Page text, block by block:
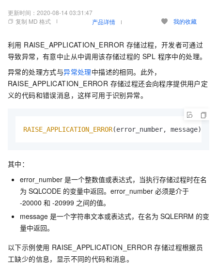
更新时间： 2020-08-14 03:31:47
复制 MD 格式
产品详情 我的收藏
利用 RAISE_APPLICATION_ERROR 存储过程，开发者可通过
导致异常，有意中止从中调用该存储过程的 SPL 程序中的处理。
异常的处理方式与异常处理中描述的相同。此外，
RAISE_APPLICATION_ERROR 存储过程还会向程序提供用户定
义的代码和错误消息，这样可用于识别异常。
RAISE_APPLICATION_ERROR(error_number, message);
其中：
error_number 是一个整数值或表达式，当执行存储过程时在名
为 SQLCODE 的变量中返回。error_number 必须是介于
-20000 和 -20999 之间的值。
message 是一个字符串文本或表达式，在名为 SQLERRM 的变
量中返回。
以下示例使用 RAISE_APPLICATION_ERROR 存储过程根据员
工缺少的信息，显示不同的代码和消息。